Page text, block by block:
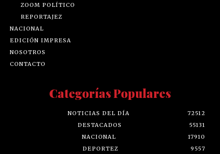
ZOOM POLÍTICO
REPORTAJEZ
NACIONAL
EDICIÓN IMPRESA
NOSOTROS
CONTACTO
Categorías Populares
NOTICIAS DEL DÍA
72512
DESTACADOS
55131
NACIONAL
17910
DEPORTEZ
9557